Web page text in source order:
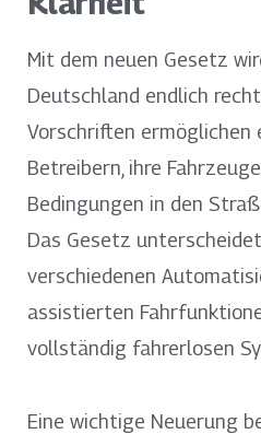
Mit dem neuen Gesetz
Deutschland endlich
Vorschriften ermöglichen
Betreibern, ihre
Bedingungen in den
Das Gesetz
verschiedenen
assistierten
vollständig fahrerlosen
Eine wichtige Neuerung